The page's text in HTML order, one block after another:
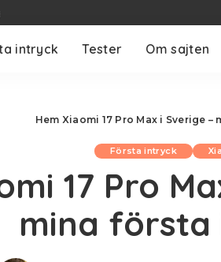
intryck Tester Om sajten
Hem Xiaomi 17 Pro Max i Sverige
Första intryck
17 Pro
mina